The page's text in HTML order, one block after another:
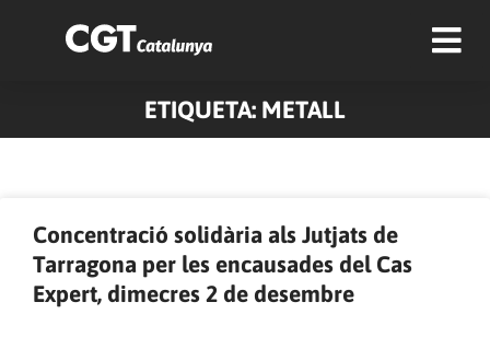
ETIQUETA: METALL
Concentració solidària als Jutjats de
Tarragona per les encausades del Cas
Expert, dimecres 2 de desembre